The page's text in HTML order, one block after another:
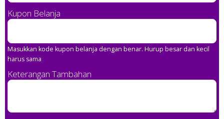
Kupon Belanja
Masukkan kode kupon belanja dengan benar. Hurup besar dan kecil
harus sama
Keterangan Tambahan